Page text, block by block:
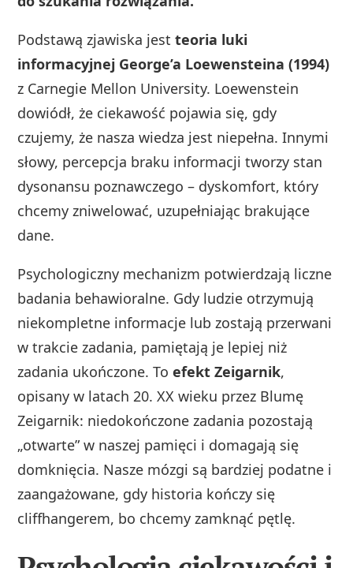
Podstawą zjawiska jestteoria luki
informacyjnej George’a Loewensteina (1994)
z Carnegie Mellon University. Loewenstein
dowiódł, że ciekawość pojawia się, gdy
czujemy, że nasza wiedza jest niepełna. Innymi
słowy, percepcja braku informacji tworzy stan
dysonansu poznawczego – dyskomfort, który
chcemy zniwelować, uzupełniając brakujące
dane.
Psychologiczny mechanizm potwierdzają liczne
badania behawioralne. Gdy ludzie otrzymują
niekompletne informacje lub zostają przerwani
w trakcie zadania, pamiętają je lepiej niż
zadania ukończone. Toefekt Zeigarnik,
opisany w latach 20. XX wieku przez Blumę
Zeigarnik: niedokończone zadania pozostają
„otwarte” w naszej pamięci i domagają się
domknięcia. Nasze mózgi są bardziej podatne i
zaangażowane, gdy historia kończy się
cliffhangerem, bo chcemy zamknąć pętlę.